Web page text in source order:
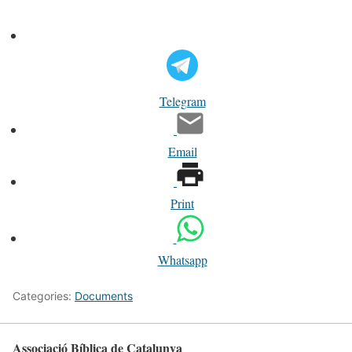
Telegram
Email
Print
Whatsapp
Categories: Documents
Associació Bíblica de Catalunya